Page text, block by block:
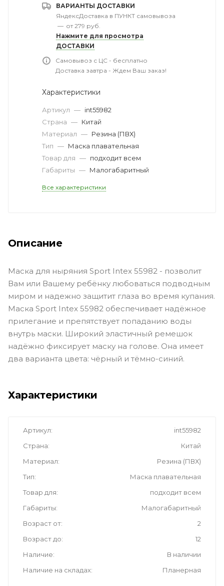
ВАРИАНТЫ ДОСТАВКИ
ЯндексДоставка в ПУНКТ самовывоза
— от 279 руб.
Нажмите для просмотра
ДОСТАВКИ
Самовывоз с ЦС - бесплатно
Доставка завтра - Ждем Ваш заказ!
Характеристики
Артикул — int55982
Страна — Китай
Материал — Резина (ПВХ)
Тип — Маска плавательная
Товар для — подходит всем
Габариты — Малогабаритный
Все характеристики
Описание
Маска для ныряния Sport Intex 55982 - позволит
Вам или Вашему ребёнку любоваться подводным
миром и надежно защитит глаза во время купания.
Маска Sport Intex 55982 обеспечивает надёжное
прилегание и препятствует попаданию воды
внутрь маски. Широкий эластичный ремешок
надёжно фиксирует маску на голове. Она имеет
два варианта цвета: чёрный и тёмно-синий.
Характеристики
Артикул
int55982
Страна
Китай
Материал
Резина (ПВХ)
Тип
Маска плавательная
Товар для
подходит всем
Габариты
Малогабаритный
Возраст от
2
Возраст до
12
Наличие
В наличии
Наличие на складах
Планерная